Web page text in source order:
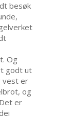
besøk
Og
godt ut
vest er
og
er